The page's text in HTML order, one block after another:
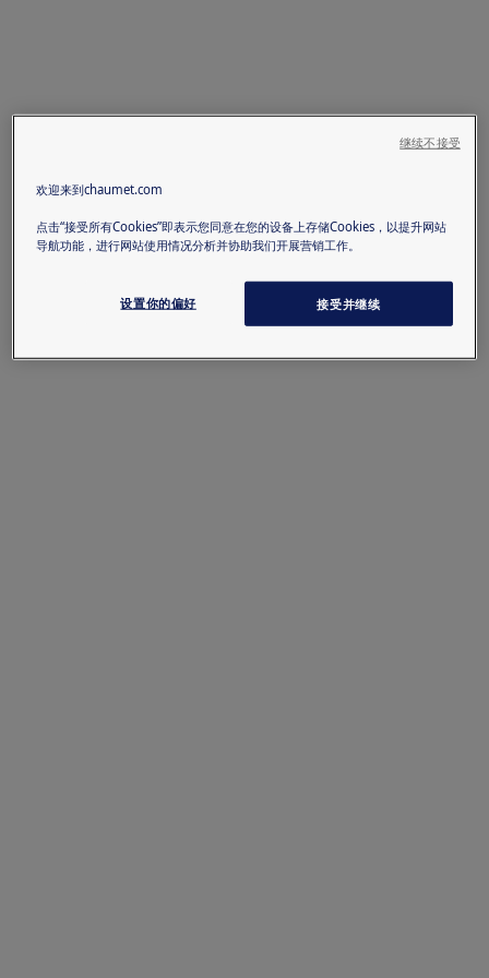
欢迎来到chaumet.com
点击“接受所有Cookies”即表示您同意在您的设备上存储Cookies，以提升网站
导航功能，进行网站使用情况分析并协助我们开展营销工作。
设置你的偏好 接受并继续
继续不接受